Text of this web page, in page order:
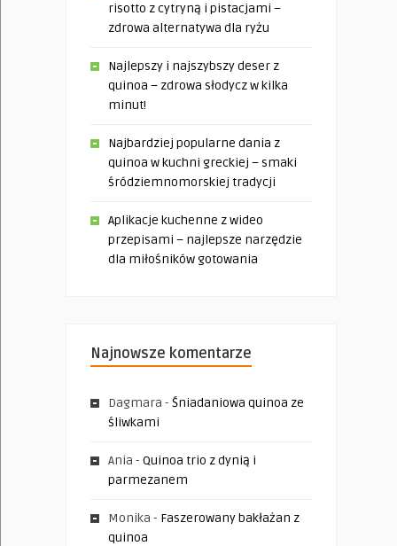
risotto z cytryną i pistacjami –
zdrowa alternatywa dla ryżu
Najlepszy i najszybszy deser z
quinoa – zdrowa słodycz w kilka
minut!
Najbardziej popularne dania z
quinoa w kuchni greckiej – smaki
śródziemnomorskiej tradycji
Aplikacje kuchenne z wideo
przepisami – najlepsze narzędzie
dla miłośników gotowania
Najnowsze komentarze
Dagmara - Śniadaniowa quinoa ze
śliwkami
Ania - Quinoa trio z dynią i
parmezanem
Monika - Faszerowany bakłażan z
quinoa